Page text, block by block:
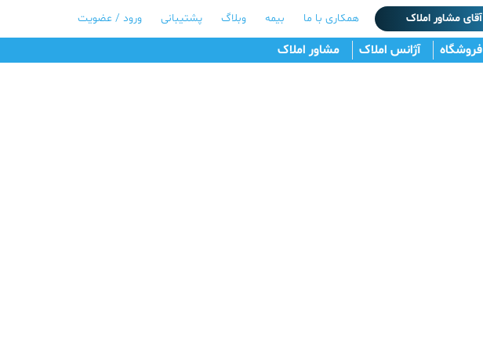
آقای مشاور املاک همکاری با ما بیمه وبلاگ پشتیبانی ورود / عضویت
فروشگاه آژانس املاک مشاور املاک